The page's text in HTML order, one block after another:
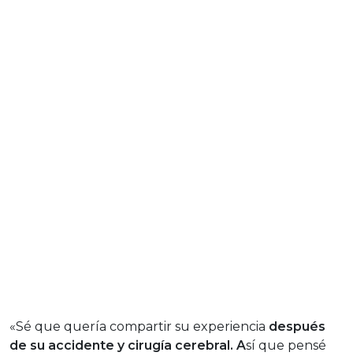
«Sé que quería compartir su experiencia después
de su accidente y cirugía cerebral. Así que pensé